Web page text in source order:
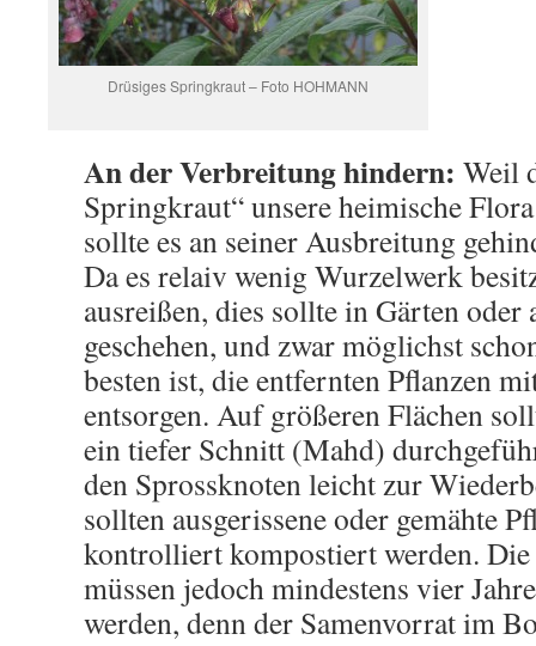
Drüsiges Springkraut – Foto HOHMANN
An der Verbreitung hindern: Weil
Springkraut“ unsere heimische
sollte es an seiner Ausbreitung
Da es relaiv wenig Wurzelwerk
ausreißen, dies sollte in Gärten
geschehen, und zwar möglichst
besten ist, die entfernten Pflanzen
entsorgen. Auf größeren Flächen
ein tiefer Schnitt (Mahd)
den Sprossknoten leicht zur
sollten ausgerissene oder gemähte
kontrolliert kompostiert werden. Die
müssen jedoch mindestens vier
werden, denn der Samenvorrat im